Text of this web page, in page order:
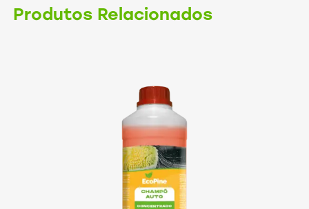
Produtos Relacionados